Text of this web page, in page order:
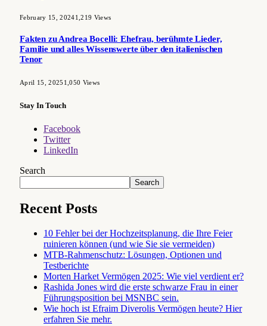
February 15, 20241,219 Views
Fakten zu Andrea Bocelli: Ehefrau, berühmte Lieder,
Familie und alles Wissenswerte über den italienischen
Tenor
April 15, 2025 1,050 Views
Stay In Touch
Facebook
Twitter
LinkedIn
Search
Search
Recent Posts
10 Fehler bei der Hochzeitsplanung, die Ihre Feier
ruinieren können (und wie Sie sie vermeiden)
MTB-Rahmenschutz: Lösungen, Optionen und
Testberichte
Morten Harket Vermögen 2025: Wie viel verdient er?
Rashida Jones wird die erste schwarze Frau in einer
Führungsposition bei MSNBC sein.
Wie hoch ist Efraim Diverolis Vermögen heute? Hier
erfahren Sie mehr.